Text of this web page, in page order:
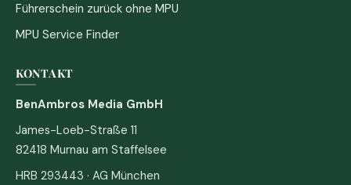
Führerschein zurück ohne MPU
MPU Service Finder
KONTAKT
BenAmbros Media GmbH
James-Loeb-Straße 11
82418 Murnau am Staffelsee
HRB 293443 · AG München